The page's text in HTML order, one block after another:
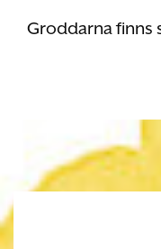
Groddarna finns